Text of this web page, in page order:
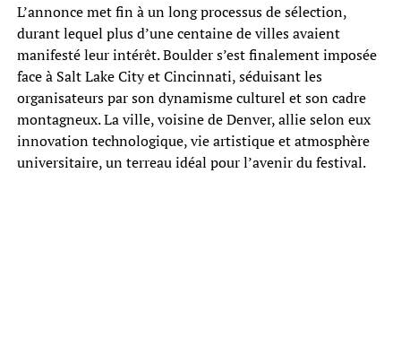
L’annonce met fin à un long processus de sélection,
durant lequel plus d’une centaine de villes avaient
manifesté leur intérêt. Boulder s’est finalement imposée
face à Salt Lake City et Cincinnati, séduisant les
organisateurs par son dynamisme culturel et son cadre
montagneux. La ville, voisine de Denver, allie selon eux
innovation technologique, vie artistique et atmosphère
universitaire, un terreau idéal pour l’avenir du festival.